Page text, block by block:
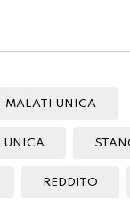
MALATI UNICA
UNICA
REDDITO